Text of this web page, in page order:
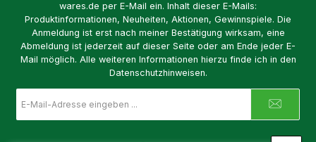
wares.de per E-Mail ein. Inhalt dieser E-Mails:
Produktinformationen, Neuheiten, Aktionen, Gewinnspiele. Die
Anmeldung ist erst nach meiner Bestätigung wirksam, eine
Abmeldung ist jederzeit auf dieser Seite oder am Ende jeder E-
Mail möglich. Alle weiteren Informationen hierzu finde ich in den
Datenschutzhinweisen.
Mail-
Adresse